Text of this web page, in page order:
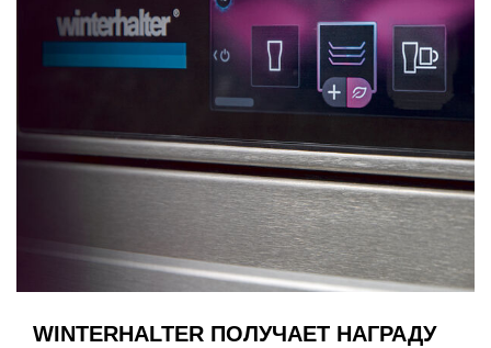
WINTERHALTER ПОЛУЧАЕТ НАГРАДУ